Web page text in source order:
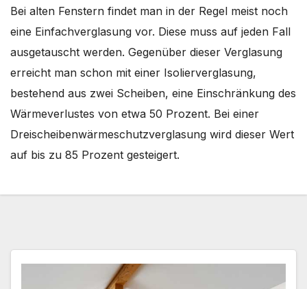
Bei alten Fenstern findet man in der Regel meist noch
eine Einfachverglasung vor. Diese muss auf jeden Fall
ausgetauscht werden. Gegenüber dieser Verglasung
erreicht man schon mit einer Isolierverglasung,
bestehend aus zwei Scheiben, eine Einschränkung des
Wärmeverlustes von etwa 50 Prozent. Bei einer
Dreischeibenwärmeschutzverglasung wird dieser Wert
auf bis zu 85 Prozent gesteigert.